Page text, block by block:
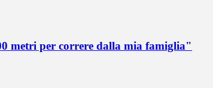
metri per correre dalla mia famiglia"